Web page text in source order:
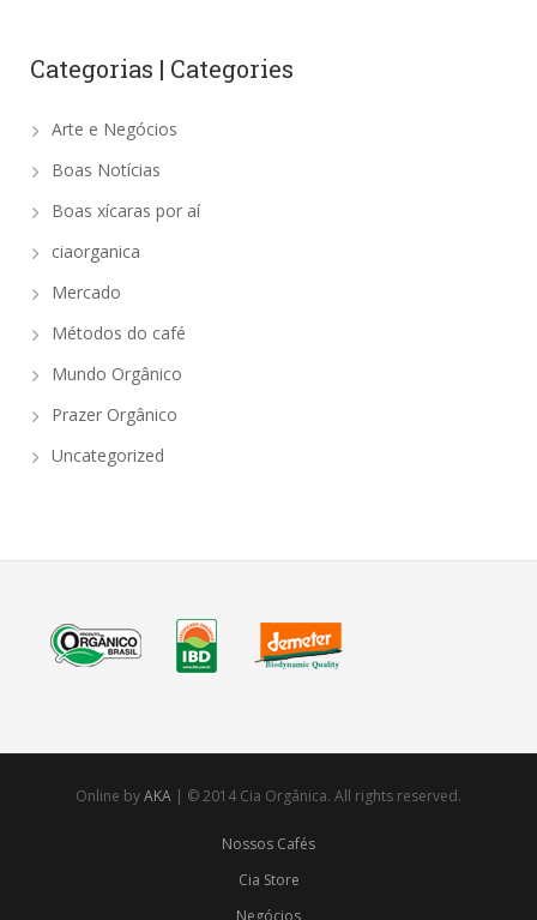
Categorias | Categories
Arte e Negócios
Boas Notícias
Boas xícaras por aí
ciaorganica
Mercado
Métodos do café
Mundo Orgânico
Prazer Orgânico
Uncategorized
Online byAKA | © 2014 Cia Orgânica. All rights reserved.
Nossos Cafés
Cia Store